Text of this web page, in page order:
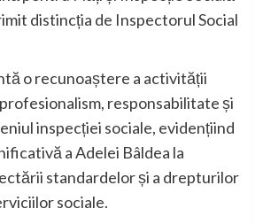
distincția de Inspectorul Social
o recunoaștere a activității
responsabilitate și
inspecției sociale, evidențiind
a Adelei Bâldea la
standardelor și a drepturilor
sociale.